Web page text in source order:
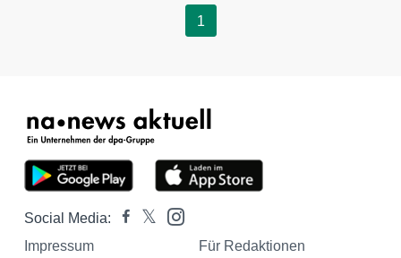
1
Social Media:
Impressum
Für Redaktionen